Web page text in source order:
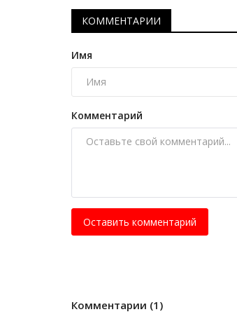
КОММЕНТАРИИ
Имя
Комментарий
Оставить комментарий
Комментарии (1)
Итоги 2025 года:
Подборка самых значимых
Рavlodarnews.kz событий